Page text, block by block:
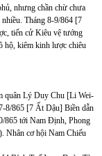
nhưng chần chừ chưa
Tháng 8-9/864 [7
tiến cử Kiêu vệ tướng
hộ, kiêm kinh lược chiêu
quân Lý Duy Chu [Li Wei-
8/865 [7 Ất Dậu] Biền dẫn
865 tới Nam Định, Phong
Nhân cơ hội Nam Chiếu